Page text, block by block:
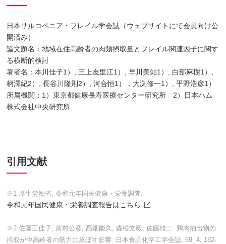
日本サルコペニア・フレイル学会誌（ウェブサイトにて会員向け公
開済み）
論文題名：地域在住高齢者の肉類摂取量とフレイル関連因子に関す
る横断的検討
著者名：本川佳子1）, 三上友里江1）, 早川美知1）, 白部麻樹1）,
柄澤紀2）, 長谷川隆則2）, 河合恒1），大渕修一1）, 平野浩彦1）
所属機関：1）東京都健康長寿医療センター研究所 2）日本ハム
株式会社中央研究所
引用文献
※1 厚生労働省, 令和元年国民健康・栄養調査.
令和元年国民健康・栄養調査報告はこちら
※2 佐藤三佳子, 前村公彦, 髙畑能久, 森松文毅, 佐藤雄二. 鶏肉抽出物の
摂取が中高齢者の筋力に及ぼす影響. 日本食品化学工学会誌, 59, 4, 182-